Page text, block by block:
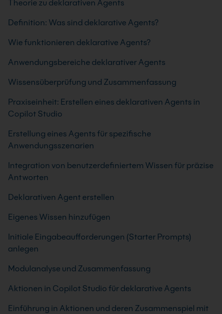
Theorie zu deklarativen Agents
Definition: Was sind deklarative Agents?
Wie funktionieren deklarative Agents?
Anwendungsbereiche deklarativer Agents
Wissensüberprüfung und Zusammenfassung
Praxiseinheit: Erstellen eines deklarativen Agents in
Copilot Studio
Erstellung eines Agents für spezifische
Anwendungsszenarien
Integration von benutzerdefiniertem Wissen für präzise
Antworten
Deklarativen Agent erstellen
Eigenes Wissen hinzufügen
Initiale Eingabeaufforderungen (Starter Prompts)
anlegen
Modulanalyse und Zusammenfassung
Aktionen in Copilot Studio für deklarative Agents
Einführung in Aktionen und deren Zusammenspiel mit